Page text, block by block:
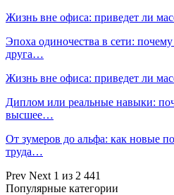
Жизнь вне офиса: приведет ли
Эпоха одиночества в сети:
друга…
Жизнь вне офиса: приведет ли
Диплом или реальные навыки:
высшее…
От зумеров до альфа: как новые
труда…
Prev Next 1 из 2 441
Популярные категории